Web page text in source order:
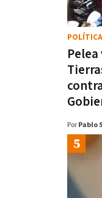
POLÍTICA
Por Pablo